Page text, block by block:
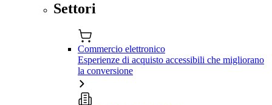
Settori
Commercio elettronico
Esperienze di acquisto accessibili che migliorano
la conversione